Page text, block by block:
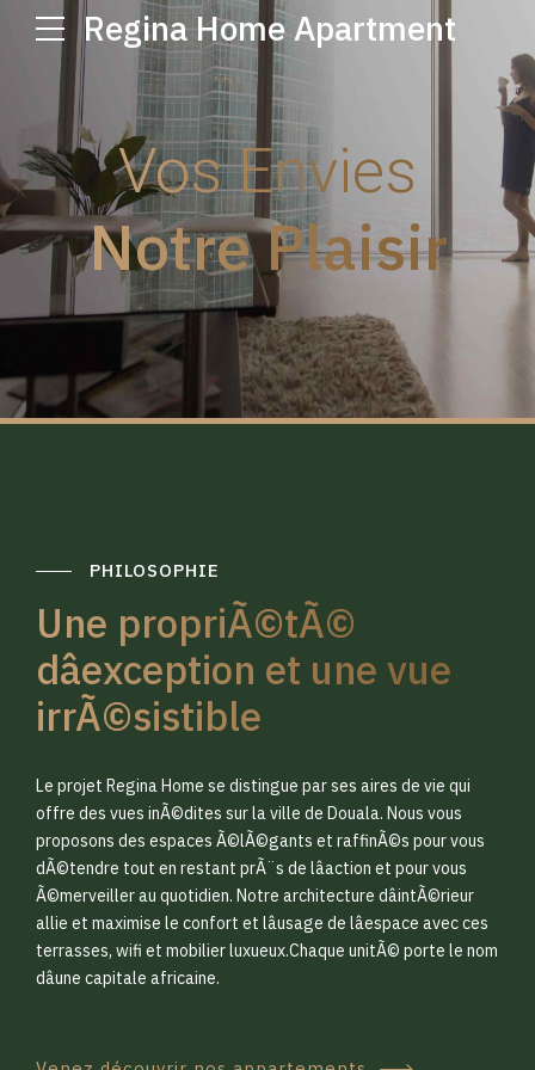
Regina Home Apartment
Vos Envies
Notre Plaisir
PHILOSOPHIE
Une propriÃ©tÃ©
dâexception et une vue
irrÃ©sistible
Le projet Regina Home se distingue par ses aires de vie qui
offre des vues inÃ©dites sur la ville de Douala. Nous vous
proposons des espaces Ã©lÃ©gants et raffinÃ©s pour vous
dÃ©tendre tout en restant prÃ¨s de lâaction et pour vous
Ã©merveiller au quotidien. Notre architecture dâintÃ©rieur
allie et maximise le confort et lâusage de lâespace avec ces
terrasses, wifi et mobilier luxueux.Chaque unitÃ© porte le nom
dâune capitale africaine.
0
1
2
3
0
1
2
3